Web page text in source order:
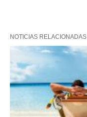
NOTICIAS RELACIONADAS